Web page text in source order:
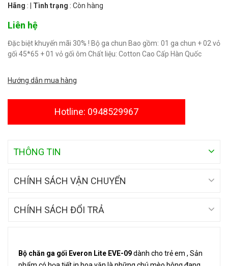
Hãng : Tình trạng : Còn hàng
Liên hệ
Đặc biệt khuyến mãi 30% ! Bộ ga chun Bao gồm: 01 ga chun + 02 vỏ
gối 45*65 + 01 vỏ gối ôm Chất liệu: Cotton Cao Cấp Hàn Quốc
Hướng dẫn mua hàng
Hotline: 0948529967
THÔNG TIN
CHÍNH SÁCH VẬN CHUYỂN
CHÍNH SÁCH ĐỔI TRẢ
Bộ chăn ga gối Everon Lite EVE-09dành cho trẻ em , Sản